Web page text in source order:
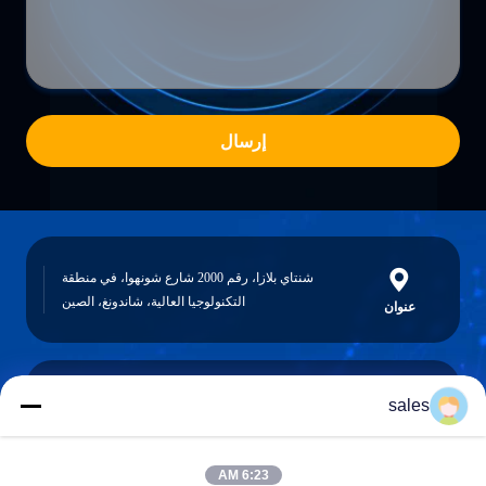
إرسال
عنوان
شنتاي بلازا، رقم 2000 شارع شونهوا، في منطقة
التكنولوجيا العالية، شاندونغ، الصين
sales
6:23 AM